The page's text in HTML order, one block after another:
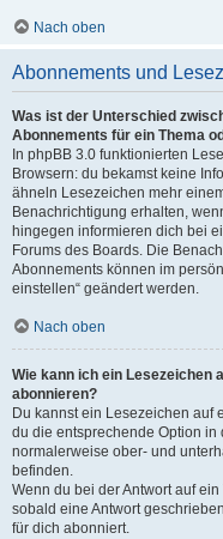
Nach oben
Abonnements und
Was ist der Unterschied
Abonnements für ein Thema
In phpBB 3.0 funktionierten
Browsern: du bekamst keine
ähneln Lesezeichen mehr
Benachrichtigung erhalten,
hingegen informieren dich bei
Forums des Boards. Die
Abonnements können im
einstellen“ geändert werden.
Nach oben
Wie kann ich ein Lesezeichen
abonnieren?
Du kannst ein Lesezeichen auf
du die entsprechende Option in
normalerweise ober- und
befinden.
Wenn du bei der Antwort auf
sobald eine Antwort
für dich abonniert.